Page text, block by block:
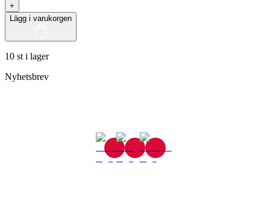
+
Lägg i varukorgen
10 st i lager
Nyhetsbrev